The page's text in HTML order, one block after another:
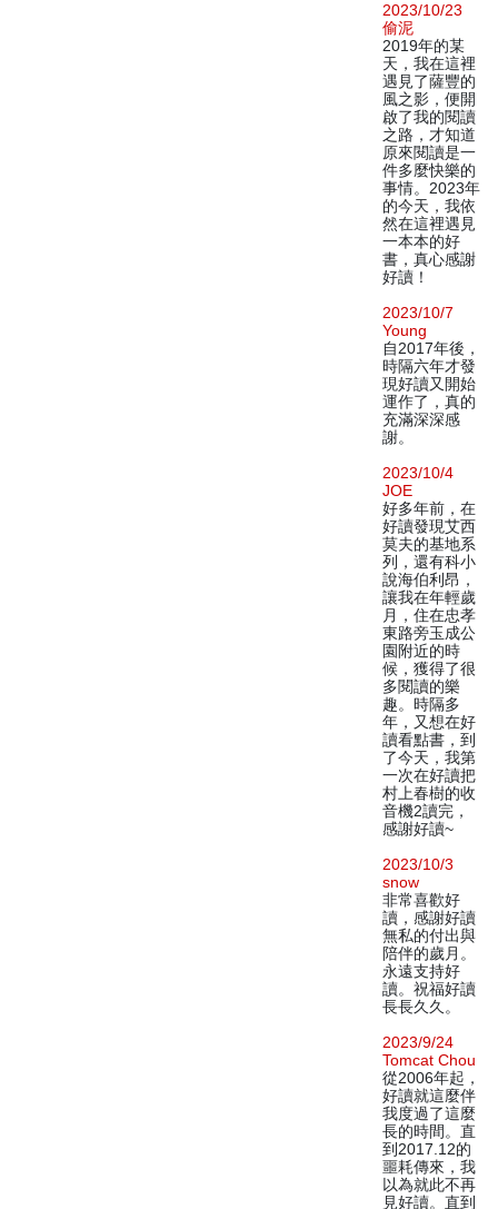
2023/10/23
偷泥
2019年的某
天，我在這裡
遇見了薩豐的
風之影，便開
啟了我的閱讀
之路，才知道
原來閱讀是一
件多麼快樂的
事情。2023年
的今天，我依
然在這裡遇見
一本本的好
書，真心感謝
好讀！
2023/10/7
Young
自2017年後，
時隔六年才發
現好讀又開始
運作了，真的
充滿深深感
謝。
2023/10/4
JOE
好多年前，在
好讀發現艾西
莫夫的基地系
列，還有科小
說海伯利昂，
讓我在年輕歲
月，住在忠孝
東路旁玉成公
園附近的時
候，獲得了很
多閱讀的樂
趣。時隔多
年，又想在好
讀看點書，到
了今天，我第
一次在好讀把
村上春樹的收
音機2讀完，
感謝好讀~
2023/10/3
snow
非常喜歡好
讀，感謝好讀
無私的付出與
陪伴的歲月。
永遠支持好
讀。祝福好讀
長長久久。
2023/9/24
Tomcat Chou
從2006年起，
好讀就這麼伴
我度過了這麼
長的時間。直
到2017.12的
噩耗傳來，我
以為就此不再
見好讀。直到